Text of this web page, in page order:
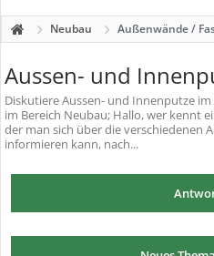
Neubau Außenwände /
Aussen- und
DiskutiereAussen- und Innenputze im
im Bereich Neubau; Hallo, wer kennt
der man sich über die verschiedenen
informieren kann, nach...